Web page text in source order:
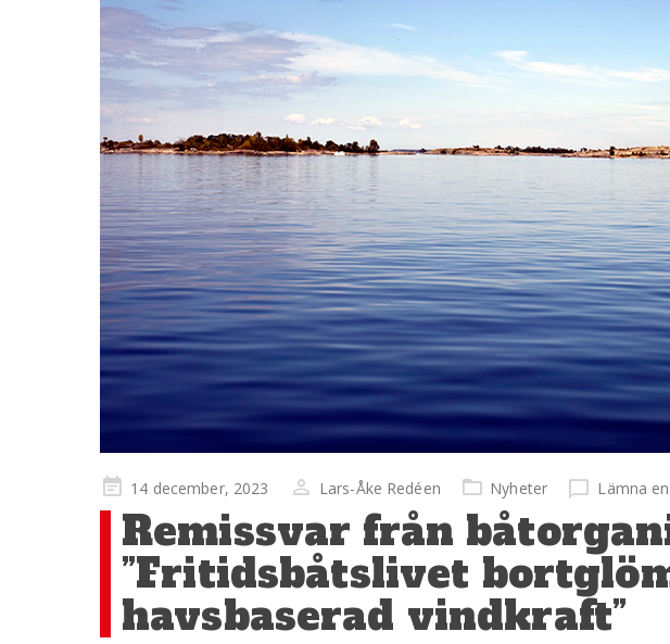
Publicerad
på
14 december, 2023 Lars-Åke Redéen Nyheter Lämna
Remissvar från
”Fritidsbåtslivet
havsbaserad vindkraft”